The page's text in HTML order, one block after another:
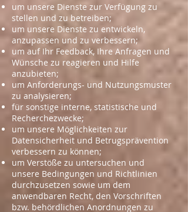
um unsere Dienste zur Verfügung zu
stellen und zu betreiben;
um unsere Dienste zu entwickeln,
anzupassen und zu verbessern;
um auf Ihr Feedback, Ihre Anfragen und
Wünsche zu reagieren und Hilfe
anzubieten;
um Anforderungs- und Nutzungsmuster
zu analysieren;
für sonstige interne, statistische und
Recherchezwecke;
um unsere Möglichkeiten zur
Datensicherheit und Betrugsprävention
verbessern zu können;
um Verstöße zu untersuchen und
unsere Bedingungen und Richtlinien
durchzusetzen sowie um dem
anwendbaren Recht, den Vorschriften
bzw. behördlichen Anordnungen zu